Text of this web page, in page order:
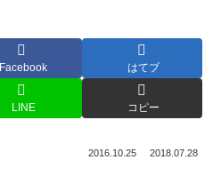
Facebook はてブ
LINE コピー
2016.10.25 2018.07.28